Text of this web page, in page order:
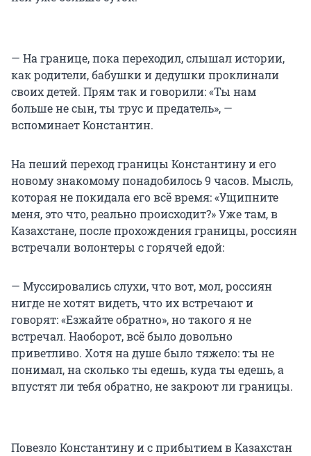
— На границе, пока переходил, слышал истории,
как родители, бабушки и дедушки проклинали
своих детей. Прям так и говорили: «Ты нам
больше не сын, ты трус и предатель», —
вспоминает Константин.
На пеший переход границы Константину и его
новому знакомому понадобилось 9 часов. Мысль,
которая не покидала его всё время: «Ущипните
меня, это что, реально происходит?» Уже там, в
Казахстане, после прохождения границы, россиян
встречали волонтеры с горячей едой:
— Муссировались слухи, что вот, мол, россиян
нигде не хотят видеть, что их встречают и
говорят: «Езжайте обратно», но такого я не
встречал. Наоборот, всё было довольно
приветливо. Хотя на душе было тяжело: ты не
понимал, на сколько ты едешь, куда ты едешь, а
впустят ли тебя обратно, не закроют ли границы.
Повезло Константину и с прибытием в Казахстан